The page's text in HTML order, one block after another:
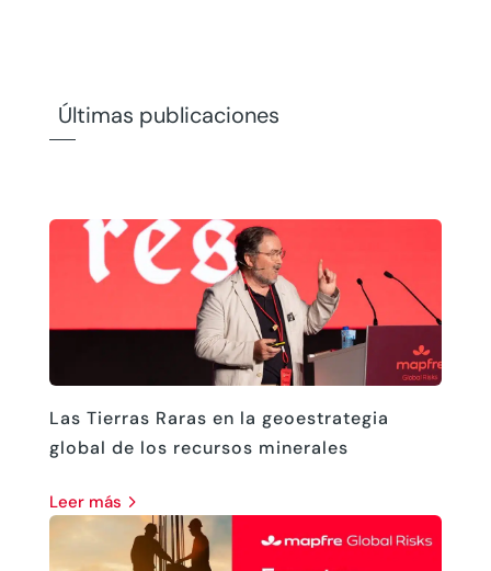
Últimas publicaciones
Las Tierras Raras en la geoestrategia
global de los recursos minerales
leer más